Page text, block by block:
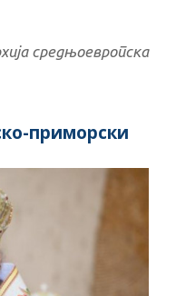
средњоевропска
приморски